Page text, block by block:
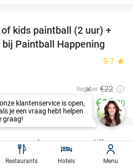
41%
kids paintball (2 uur) +
Paintball Happening
9.7 star
Regulier €22
€12,90
36%
favorite_border
1 of 2 personen bij
Restaurants Hotels Menu